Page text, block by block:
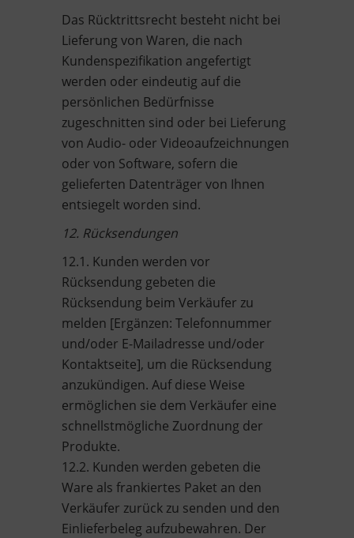
Das Rücktrittsrecht besteht nicht bei
Lieferung von Waren, die nach
Kundenspezifikation angefertigt
werden oder eindeutig auf die
persönlichen Bedürfnisse
zugeschnitten sind oder bei Lieferung
von Audio- oder Videoaufzeichnungen
oder von Software, sofern die
gelieferten Datenträger von Ihnen
entsiegelt worden sind.
12. Rücksendungen
12.1. Kunden werden vor
Rücksendung gebeten die
Rücksendung beim Verkäufer zu
melden [Ergänzen: Telefonnummer
und/oder E-Mailadresse und/oder
Kontaktseite], um die Rücksendung
anzukündigen. Auf diese Weise
ermöglichen sie dem Verkäufer eine
schnellstmögliche Zuordnung der
Produkte.
12.2. Kunden werden gebeten die
Ware als frankiertes Paket an den
Verkäufer zurück zu senden und den
Einlieferbeleg aufzubewahren. Der